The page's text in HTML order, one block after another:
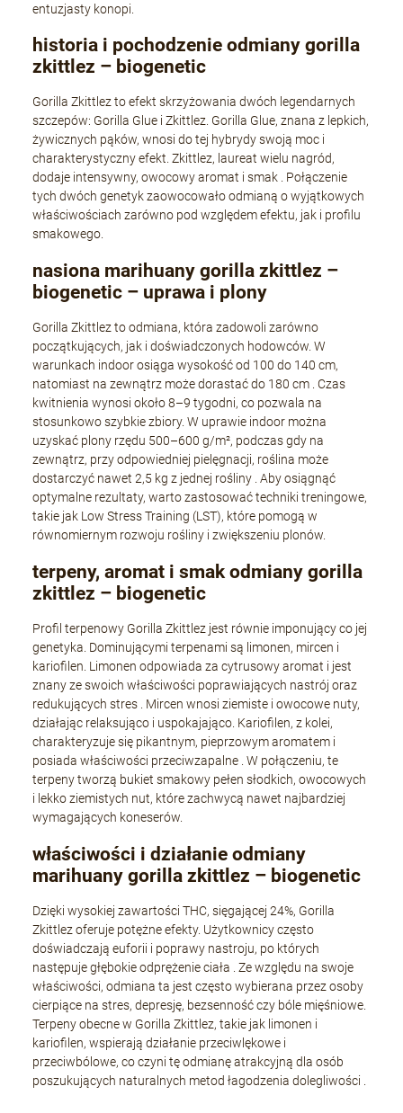
entuzjasty konopi.
historia i pochodzenie odmiany gorilla
zkittlez – biogenetic
Gorilla Zkittlez to efekt skrzyżowania dwóch legendarnych
szczepów: Gorilla Glue i Zkittlez. Gorilla Glue, znana z lepkich,
żywicznych pąków, wnosi do tej hybrydy swoją moc i
charakterystyczny efekt. Zkittlez, laureat wielu nagród,
dodaje intensywny, owocowy aromat i smak . Połączenie
tych dwóch genetyk zaowocowało odmianą o wyjątkowych
właściwościach zarówno pod względem efektu, jak i profilu
smakowego.
nasiona marihuany gorilla zkittlez –
biogenetic – uprawa i plony
Gorilla Zkittlez to odmiana, która zadowoli zarówno
początkujących, jak i doświadczonych hodowców. W
warunkach indoor osiąga wysokość od 100 do 140 cm,
natomiast na zewnątrz może dorastać do 180 cm .Czas
kwitnienia wynosi około 8–9 tygodni, co pozwala na
stosunkowo szybkie zbiory. W uprawie indoor można
uzyskać plony rzędu 500–600 g/m², podczas gdy na
zewnątrz, przy odpowiedniej pielęgnacji, roślina może
dostarczyć nawet 2,5 kg z jednej rośliny .Aby osiągnąć
optymalne rezultaty, warto zastosować techniki treningowe,
takie jak Low Stress Training (LST), które pomogą w
równomiernym rozwoju rośliny i zwiększeniu plonów.
terpeny, aromat i smak odmiany gorilla
zkittlez – biogenetic
Profil terpenowy Gorilla Zkittlez jest równie imponujący co jej
genetyka. Dominującymi terpenami są limonen, mircen i
kariofilen. Limonen odpowiada za cytrusowy aromat i jest
znany ze swoich właściwości poprawiających nastrój oraz
redukujących stres
Mircen wnosi ziemiste i owocowe nuty,
działając relaksująco i uspokajająco. Kariofilen, z kolei,
charakteryzuje się pikantnym, pieprzowym aromatem i
posiada właściwości przeciwzapalne .W połączeniu, te
terpeny tworzą bukiet smakowy pełen słodkich, owocowych
i lekko ziemistych nut, które zachwycą nawet najbardziej
wymagających koneserów.
właściwości i działanie odmiany
marihuany gorilla zkittlez – biogenetic
Dzięki wysokiej zawartości THC, sięgającej 24%, Gorilla
Zkittlez oferuje potężne efekty. Użytkownicy często
doświadczają euforii i poprawy nastroju, po których
następuje głębokie odprężenie ciała .Ze względu na swoje
właściwości, odmiana ta jest często wybierana przez osoby
cierpiące na stres, depresję, bezsenność czy bóle mięśniowe.
Terpeny obecne w Gorilla Zkittlez, takie jak limonen i
kariofilen, wspierają działanie przeciwlękowe i
przeciwbólowe, co czyni tę odmianę atrakcyjną dla osób
poszukujących naturalnych metod łagodzenia dolegliwości